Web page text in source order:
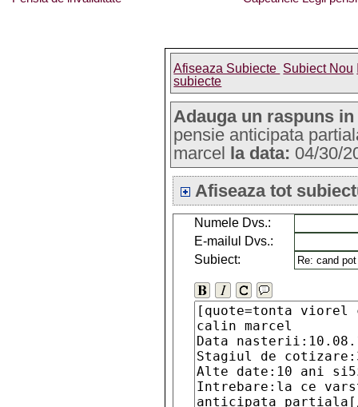
Afiseaza Subiecte Subiect Nou
subiecte
Adauga un raspuns
pensie anticipata
marcel la data: 04/30/
Afiseaza tot
Numele Dvs.:
E-mailul Dvs.:
Subiect: